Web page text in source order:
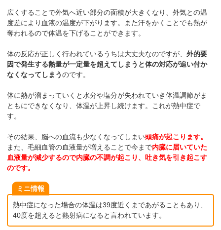
広くすることで外気へ近い部分の面積が大きくなり、外気との温
度差により血液の温度が下がります。また汗をかくことでも熱が
奪われるので体温を下げることができます。
体の反応が正しく行われているうちは大丈夫なのですが、外的要
因で発生する熱量が一定量を超えてしまうと体の対応が追い付か
なくなってしまうのです。
体に熱が溜まっていくと水分や塩分が失われていき体温調節がま
ともにできなくなり、体温が上昇し続けます。これが熱中症で
す。
その結果、脳への血流も少なくなってしまい頭痛が起こります。
また、毛細血管の血液量が増えることで今まで内臓に届いていた
血液量が減少するので内臓の不調が起こり、吐き気を引き起こす
のです。
ミニ情報
熱中症になった場合の体温は39度近くまであがることもあり、
40度を超えると熱射病になると言われています。